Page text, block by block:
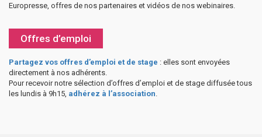
Europresse, offres de nos partenaires et vidéos de nos webinaires.
Offres d’emploi
Partagez vos offres d’emploi et de stage : elles sont envoyées
directement à nos adhérents.
Pour recevoir notre sélection d’offres d’emploi et de stage diffusée tous
les lundis à 9h15, adhérez à l’association.